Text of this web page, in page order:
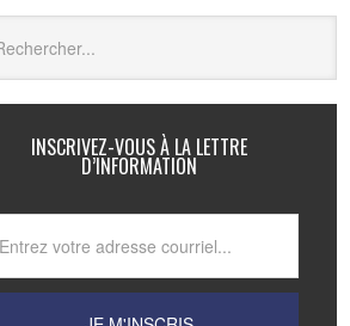
INSCRIVEZ-VOUS À LA LETTRE
D’INFORMATION